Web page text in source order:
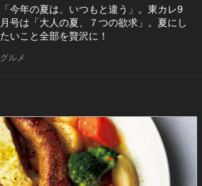
「今年の夏は、いつもと違う」。東カレ9
月号は「大人の夏、７つの欲求」。夏にし
たいこと全部を贅沢に！
グルメ